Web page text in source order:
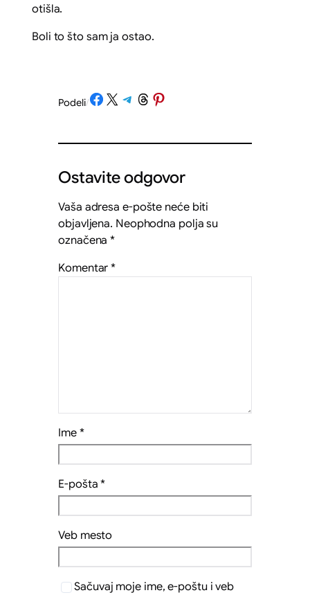
otišla.
Boli to što sam ja ostao.
Podeli/Share on Facebook
Share on X Share on Telegram
Share on Threads
Share on Pinterest
Ostavite odgovor
Vaša adresa e-pošte neće biti
objavljena. Neophodna polja su
označena*
Komentar*
Ime *
E-pošta*
Veb mesto
Sačuvaj moje ime, e-poštu i veb